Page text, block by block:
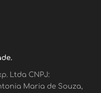
Ltda CNPJ:
Maria de Souza,